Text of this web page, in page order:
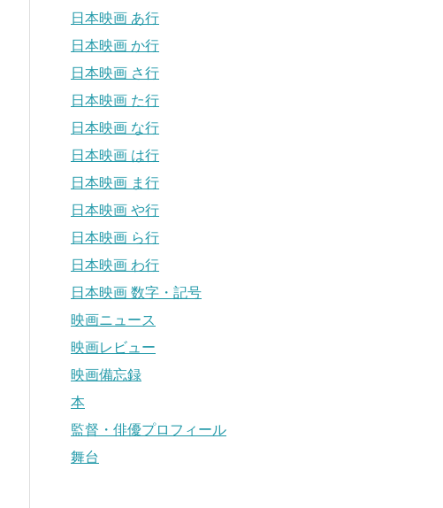
日本映画 あ行
日本映画 か行
日本映画 さ行
日本映画 た行
日本映画 な行
日本映画 は行
日本映画 ま行
日本映画 や行
日本映画 ら行
日本映画 わ行
日本映画 数字・記号
映画ニュース
映画レビュー
映画備忘録
本
監督・俳優プロフィール
舞台